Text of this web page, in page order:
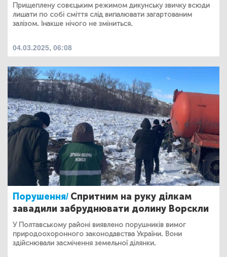
Прищеплену совєцьким режимом дикунську звичку всюди
лишати по собі сміття слід випалювати загартованим
залізом. Інакше нічого не зміниться.
04.03.2025, 06:08
Порушення/ Спритним на руку ділкам
завадили забруднювати долину Ворскли
У Полтавському районі виявлено порушників вимог
природоохоронного законодавства України. Вони
здійснювали засмічення земельної ділянки.